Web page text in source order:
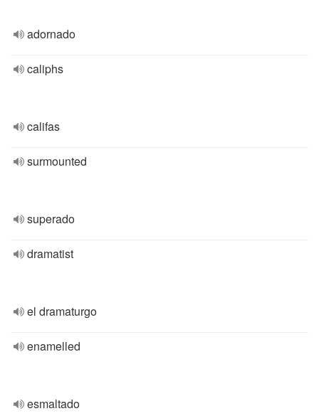
adornado
caliphs
califas
surmounted
superado
dramatist
el dramaturgo
enamelled
esmaltado